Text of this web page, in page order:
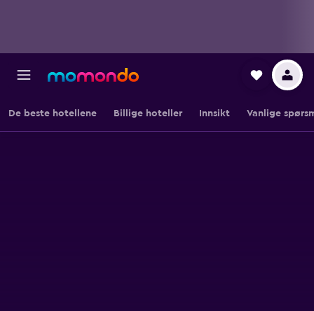
De beste hotellene Billige hoteller Innsikt Vanlige